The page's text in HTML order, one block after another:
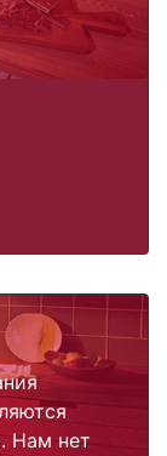
Нам нет